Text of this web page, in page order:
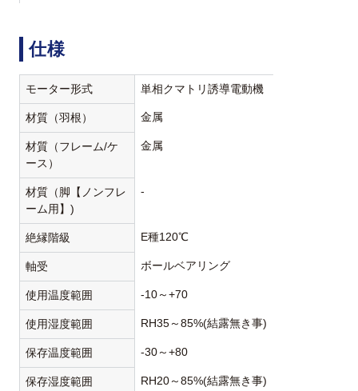
仕様
モーター形式 単相クマトリ誘導電動機
材質（羽根） 金属
材質（フレーム/ケ
ース）
金属
材質（脚【ノンフレ
ーム用】)
-
絶縁階級 E種120℃
軸受 ボールベアリング
使用温度範囲 -10～+70
使用湿度範囲 RH35～85%(結露無き事)
保存温度範囲 -30～+80
保存湿度範囲 RH20～85%(結露無き事)